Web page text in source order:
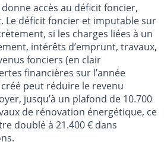
accès au déficit foncier,
Le déficit foncier et imputable sur
si les charges liées à un
intérêts d’emprunt, travaux,
fonciers (en clair
financières sur l’année
peut réduire le revenu
jusqu’à un plafond de 10.700
de rénovation énergétique, ce
doublé à 21.400 € dans